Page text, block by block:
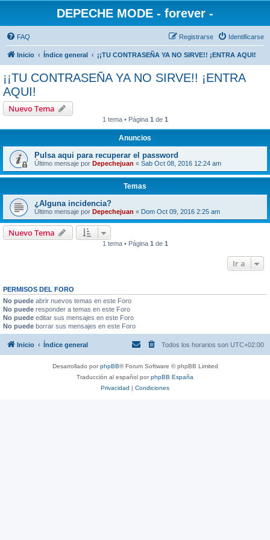
DEPECHE MODE - forever -
FAQ Identificarse
Registrarse
Inicio Índice general ¡¡TU CONTRASEÑA YA NO SIRVE!! ¡ENTRA AQUI!
¡¡TU CONTRASEÑA YA NO SIRVE!! ¡ENTRA
AQUI!
Nuevo Tema
1 tema • Página 1 de 1
Anuncios
Pulsa aqui para recuperar el password
Último mensaje por Depechejuan « Sab Oct 08, 2016 12:24 am
Temas
¿Alguna incidencia?
Último mensaje por Depechejuan « Dom Oct 09, 2016 2:25 am
Nuevo Tema
1 tema • Página 1 de 1
Ir a
PERMISOS DEL FORO
No puede abrir nuevos temas en este Foro
No puede responder a temas en este Foro
No puede editar sus mensajes en este Foro
No puede borrar sus mensajes en este Foro
Inicio Índice general Todos los horarios son UTC+02:00
Desarrollado porphpBB® Forum Software © phpBB Limited
Traducción al español porphpBB España
Privacidad | Condiciones